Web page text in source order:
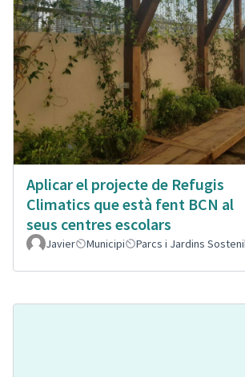
Aplicar el projecte de Refugis
Climatics que està fent BCN al
seus centres escolars
Javier Municipi Parcs i Jardins